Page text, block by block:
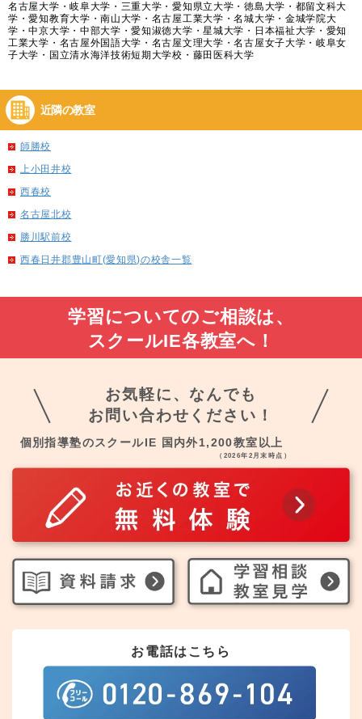
名古屋大学・岐阜大学・三重大学・愛知県立大学・徳島大学・都留文科大
学・愛知教育大学・南山大学・名古屋工業大学・名城大学・金城学院大
学・中京大学・中部大学・愛知淑徳大学・星城大学・日本福祉大学・愛知
工業大学・名古屋外国語大学・名古屋文理大学・名古屋女子大学・岐阜女
子大学・国立清水海洋技術短期大学校・藤田医科大学
近隣の教室
師勝校
上小田井校
西春校
名古屋北校
勝川駅前校
西春日井郡豊山町(愛知県)の校舎一覧
学習についてのご相談は、
スクールIE各教室へ！
お気軽に、なんでも
お問い合わせください！
個別指導塾のスクールIE 国内外1,200教室以上
（2026年2月末時点）
お電話はこちら